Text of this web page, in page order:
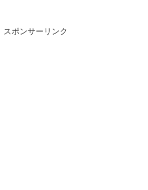
スポンサーリンク